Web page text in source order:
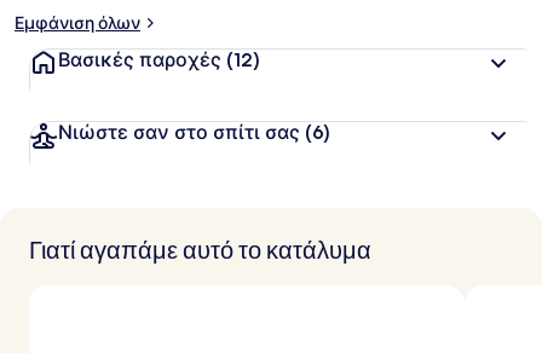
ο
α
Εμφάνιση όλων
Βασικές παροχές (12)
Νιώστε σαν στο σπίτι σας (6)
Γιατί αγαπάμε αυτό το κατάλυμα